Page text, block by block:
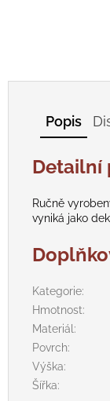
Popis
Detailní
Ručně
vyniká jako
Kategorie:
Hmotnost:
Materiál:
Povrch:
Výška:
Šířka: